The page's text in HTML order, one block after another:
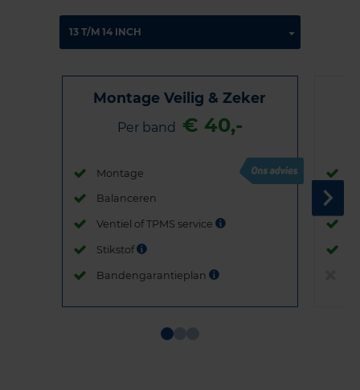
Montage Veilig & Zeker
Per band € 40,-
Montage
Balanceren
Ventiel of TPMS service
Stikstof
Bandengarantieplan